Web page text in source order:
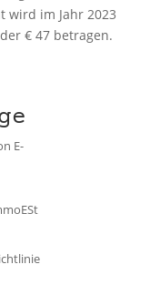
wird im Jahr 2023
€ 47 betragen.
E-